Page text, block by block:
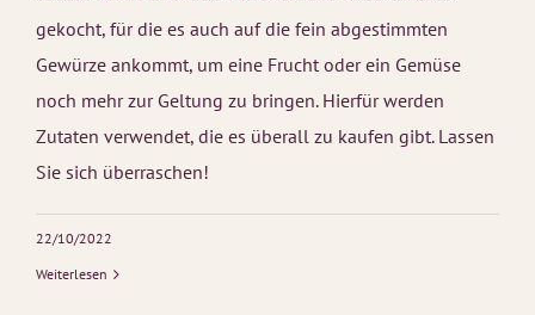
gekocht, für die es auch auf die fein abgestimmten
Gewürze ankommt, um eine Frucht oder ein Gemüse
noch mehr zur Geltung zu bringen. Hierfür werden
Zutaten verwendet, die es überall zu kaufen gibt. Lassen
Sie sich überraschen!
22/10/2022
Weiterlesen